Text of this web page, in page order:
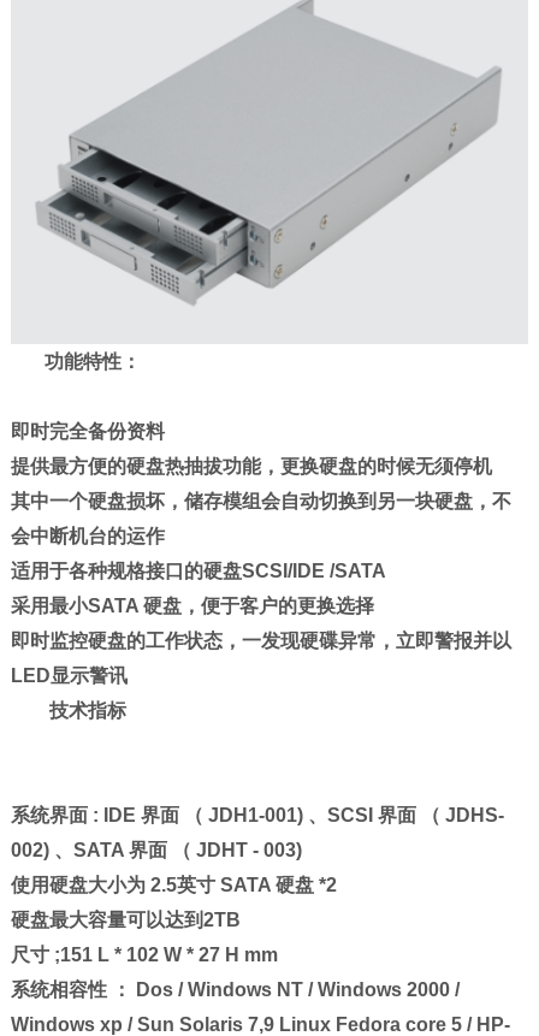
功能特性：
即时完全备份资料
提供最方便的硬盘热抽拔功能，更换硬盘的时候无须停机
其中一个硬盘损坏，储存模组会自动切换到另一块硬盘，不
会中断机台的运作
适用于各种规格接口的硬盘SCSI/IDE /SATA
采用最小SATA 硬盘，便于客户的更换选择
即时监控硬盘的工作状态，一发现硬碟异常，立即警报并以
LED显示警讯
技术指标
系统界面 : IDE 界面 （ JDH1-001) 、SCSI 界面 （ JDHS-
002) 、SATA 界面 （ JDHT - 003)
使用硬盘大小为 2.5英寸 SATA 硬盘 *2
硬盘最大容量可以达到2TB
尺寸 ;151 L * 102 W * 27 H mm
系统相容性 ： Dos / Windows NT / Windows 2000 /
Windows xp / Sun Solaris 7,9 Linux Fedora core 5 / HP-